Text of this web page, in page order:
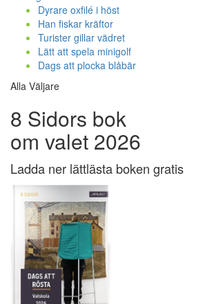
Dyrare oxfilé i höst
Han fiskar kräftor
Turister gillar vädret
Lätt att spela minigolf
Dags att plocka blåbär
Alla Väljare
8 Sidors bok
om valet 2026
Ladda ner lättlästa boken gratis